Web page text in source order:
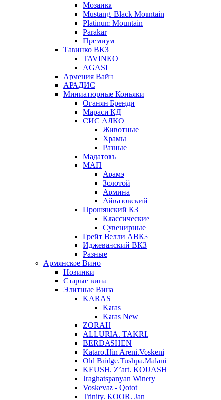
Мозаика
Mustang. Black Mountain
Platinum Mountain
Parakar
Премиум
Тавинко ВКЗ
TAVINKO
AGASI
Армения Вайн
АРАДИС
Миниатюрные Коньяки
Оганян Бренди
Мараси КД
СИС АЛКО
Животные
Храмы
Разные
Мадатовъ
МАП
Арамэ
Золотой
Армина
Айвазовский
Прошянский КЗ
Классические
Сувенирные
Грейт Велли АВКЗ
Иджеванский ВКЗ
Разные
Армянское Вино
Новинки
Старые вина
Элитные Вина
KARAS
Karas
Karas New
ZORAH
ALLURIA. TAKRI.
BERDASHEN
Kataro.Hin Areni.Voskeni
Old Bridge.Tushpa.Malani
KEUSH. Z’art. KOUASH
Jraghatspanyan Winery
Voskevaz - Qotot
Trinity. KOOR. Jan